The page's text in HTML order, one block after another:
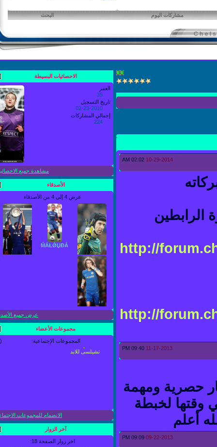
مشاركات اليوم البحث
10-29-2014
02:02 AM
http://
http://
11-17-2013
09:40 PM
حصرية ومهمة
لخبطة
أعلم
09-22-2013
09:09 PM
الاحصائيات البسيطة
العمر
تاريخ التسجيل
02-23-2010
إجمالي المشاركات
مشاهدة جميع الاحصائيات
الأصدقاء
عرض 4 إلى 4 من الأصدقاء
دمي تشلساوي
ḾẮŁǾЏĐẮ
ĿỐựáy
عرض جميع الأصدقاء
مجموعات الأعضاء
المجموعات الإجتماعية:
تشيلسى للابد
الانضمام للمجموعات الاجتماعية
آخر الزوار
اخر زوار الصفحة 18: